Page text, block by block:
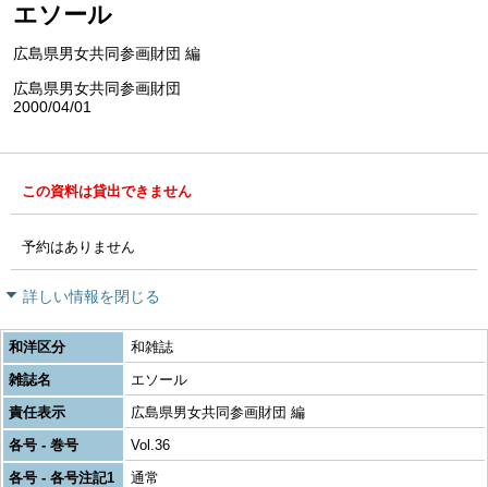
エソール
広島県男女共同参画財団 編
広島県男女共同参画財団
2000/04/01
この資料は貸出できません
予約はありません
詳しい情報を閉じる
和洋区分
和雑誌
雑誌名
エソール
責任表示
広島県男女共同参画財団 編
各号 - 巻号
Vol.36
各号 - 各号注記1
通常